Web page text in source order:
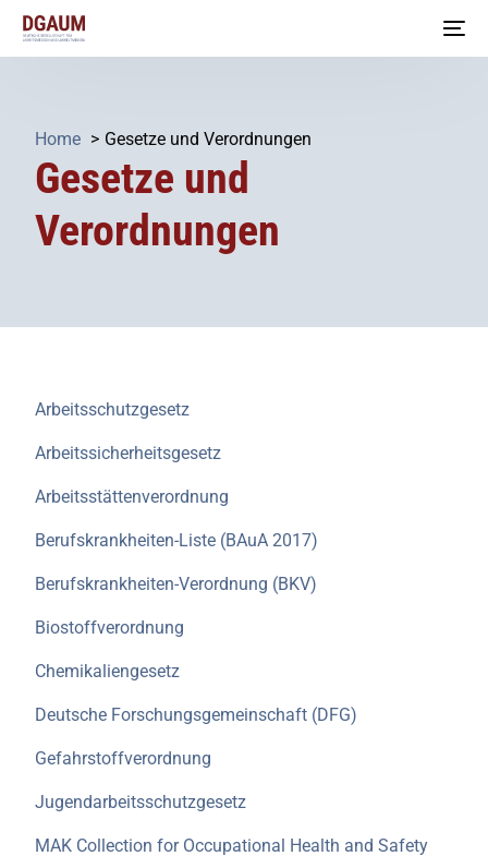
Home Gesetze und Verordnungen
Gesetze und
Verordnungen
Arbeitsschutzgesetz
Arbeitssicherheitsgesetz
Arbeitsstättenverordnung
Berufskrankheiten-Liste (BAuA 2017)
Berufskrankheiten-Verordnung (BKV)
Biostoffverordnung
Chemikaliengesetz
Deutsche Forschungsgemeinschaft (DFG)
Gefahrstoffverordnung
Jugendarbeitsschutzgesetz
MAK Collection for Occupational Health and Safety